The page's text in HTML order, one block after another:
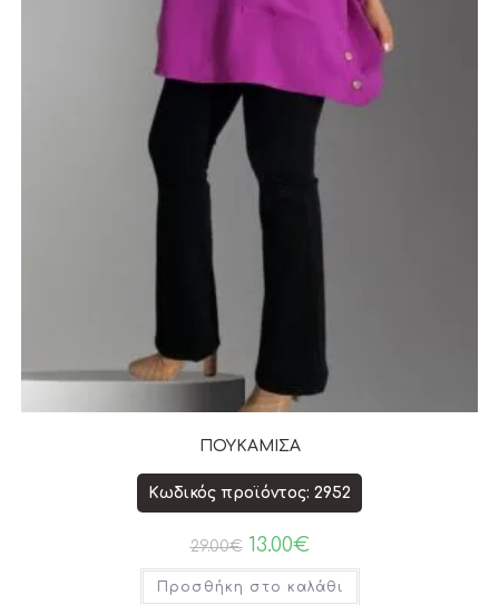
ΠΟΥΚΑΜΙΣΑ
Κωδικός προϊόντος: 2952
29.00€ 13.00€
Προσθήκη στο καλάθι